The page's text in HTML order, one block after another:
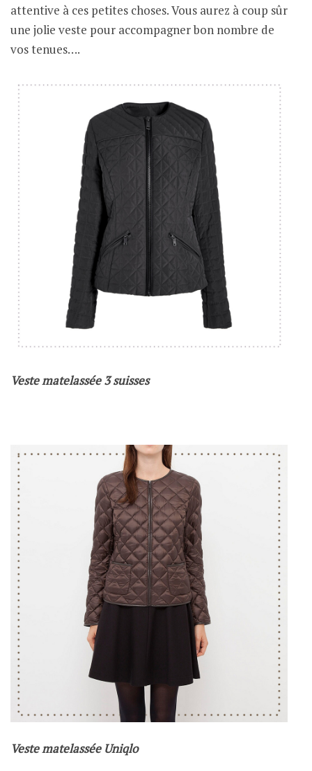
attentive à ces petites choses. Vous aurez à coup sûr
une jolie veste pour accompagner bon nombre de
vos tenues….
Veste matelassée 3 suisses
Veste matelassée Uniqlo